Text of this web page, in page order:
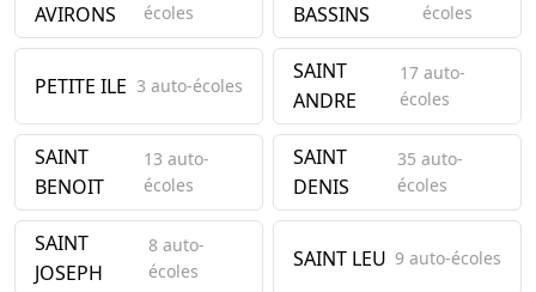
AVIRONS
écoles
BASSINS
écoles
PETITE ILE 3 auto-écoles
SAINT
ANDRE
17 auto-
écoles
SAINT
BENOIT
13 auto-
écoles
SAINT
DENIS
35 auto-
écoles
SAINT
JOSEPH
8 auto-
écoles
SAINT LEU 9 auto-écoles